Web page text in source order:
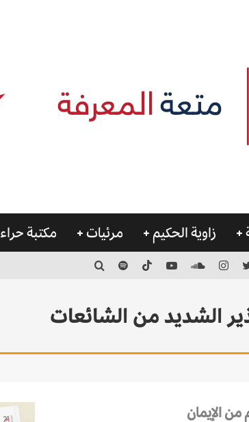
زاوية الحكيم مرئيات مكتبة حراء
الشديد من الشائعات
من الإيمان